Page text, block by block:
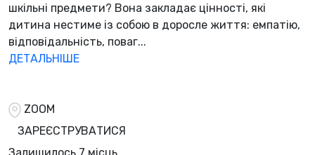
шкільні предмети? Вона закладає цінності, які
дитина нестиме із собою в доросле життя: емпатію,
відповідальність, поваг...
ДЕТАЛЬНІШЕ
ZOOM
ЗАРЕЄСТРУВАТИСЯ
Залишилось 7 місць